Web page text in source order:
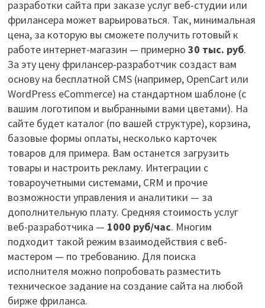
разработки сайта при заказе услуг веб-студии или
фрилансера может варьироваться. Так, минимальная
цена, за которую вы сможете получить готовый к
работе интернет-магазин — примерно 30 тыс. руб.
За эту цену фрилансер-разработчик создаст вам
основу на бесплатной CMS (например, OpenCart или
WordPress eCommerce) на стандартном шаблоне (с
вашим логотипом и выбранными вами цветами). На
сайте будет каталог (по вашей структуре), корзина,
базовые формы оплаты, несколько карточек
товаров для примера. Вам останется загрузить
товары и настроить рекламу. Интеграции с
товароучетными системами, CRM и прочие
возможности управления и аналитики — за
дополнительную плату. Средняя стоимость услуг
веб-разработчика — 1000 руб/час. Многим
подходит такой режим взаимодействия с веб-
мастером — по требованию. Для поиска
исполнителя можно попробовать разместить
техническое задание на создание сайта на любой
бирже фриланса.